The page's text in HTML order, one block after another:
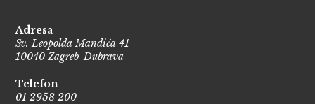
Adresa
Sv. Leopolda Mandića 41
10040 Zagreb-Dubrava
Telefon
01 2958 200